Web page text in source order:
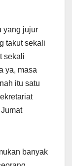
yang jujur
takut sekali
sekali
ya, masa
itu satu
banyak